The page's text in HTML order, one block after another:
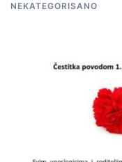
NEKATEGORISANO